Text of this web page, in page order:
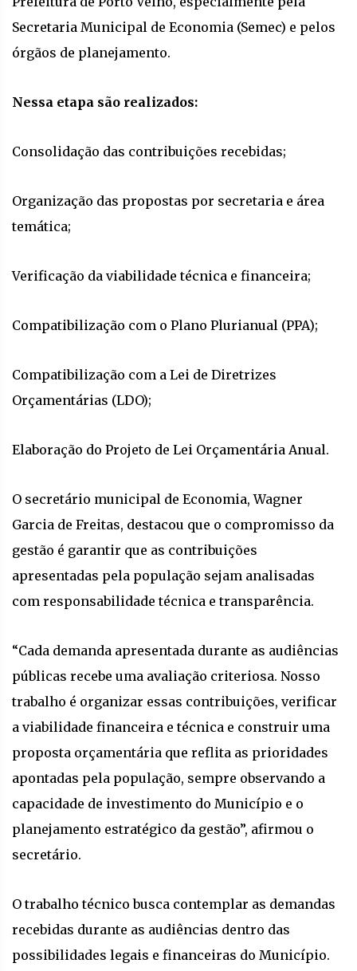
Secretaria Municipal de Economia (Semec) e pelos
órgãos de planejamento.
Nessa etapa são realizados:
Consolidação das contribuições recebidas;
Organização das propostas por secretaria e área
temática;
Verificação da viabilidade técnica e financeira;
Compatibilização com o Plano Plurianual (PPA);
Compatibilização com a Lei de Diretrizes
Orçamentárias (LDO);
Elaboração do Projeto de Lei Orçamentária Anual.
O secretário municipal de Economia, Wagner
Garcia de Freitas, destacou que o compromisso da
gestão é garantir que as contribuições
apresentadas pela população sejam analisadas
com responsabilidade técnica e transparência.
“Cada demanda apresentada durante as audiências
públicas recebe uma avaliação criteriosa. Nosso
trabalho é organizar essas contribuições, verificar
a viabilidade financeira e técnica e construir uma
proposta orçamentária que reflita as prioridades
apontadas pela população, sempre observando a
capacidade de investimento do Município e o
planejamento estratégico da gestão”, afirmou o
secretário.
O trabalho técnico busca contemplar as demandas
recebidas durante as audiências dentro das
possibilidades legais e financeiras do Município.